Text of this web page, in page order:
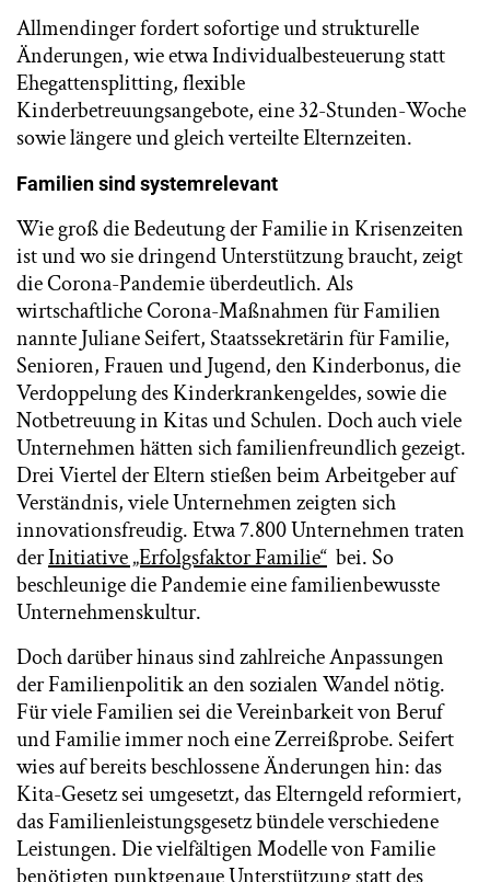
Allmendinger fordert sofortige und strukturelle
Änderungen, wie etwa Individualbesteuerung statt
Ehegattensplitting, flexible
Kinderbetreuungsangebote, eine 32-Stunden-Woche
sowie längere und gleich verteilte Elternzeiten.
Familien sind systemrelevant
Wie groß die Bedeutung der Familie in Krisenzeiten
ist und wo sie dringend Unterstützung braucht, zeigt
die Corona-Pandemie überdeutlich. Als
wirtschaftliche Corona-Maßnahmen für Familien
nannte Juliane Seifert, Staatssekretärin für Familie,
Senioren, Frauen und Jugend, den Kinderbonus, die
Verdoppelung des Kinderkrankengeldes, sowie die
Notbetreuung in Kitas und Schulen. Doch auch viele
Unternehmen hätten sich familienfreundlich gezeigt.
Drei Viertel der Eltern stießen beim Arbeitgeber auf
Verständnis, viele Unternehmen zeigten sich
innovationsfreudig. Etwa 7.800 Unternehmen traten
derInitiative „Erfolgsfaktor Familie“ bei. So
beschleunige die Pandemie eine familienbewusste
Unternehmenskultur.
Doch darüber hinaus sind zahlreiche Anpassungen
der Familienpolitik an den sozialen Wandel nötig.
Für viele Familien sei die Vereinbarkeit von Beruf
und Familie immer noch eine Zerreißprobe. Seifert
wies auf bereits beschlossene Änderungen hin: das
Kita-Gesetz sei umgesetzt, das Elterngeld reformiert,
das Familienleistungsgesetz bündele verschiedene
Leistungen. Die vielfältigen Modelle von Familie